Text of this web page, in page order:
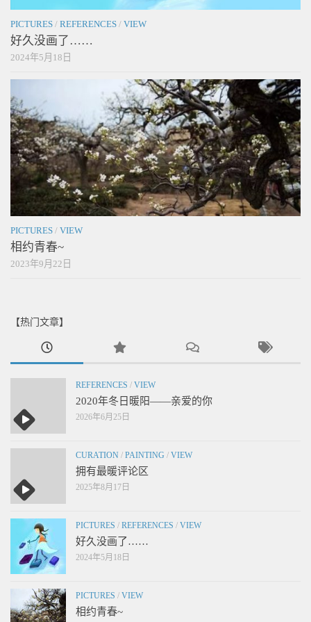
PICTURES / REFERENCES / VIEW
好久没画了……
2024年5月18日
PICTURES / VIEW
相约青春~
2023年9月22日
【热门文章】
REFERENCES / VIEW
2020年冬日暖阳——亲爱的你
2026年6月25日
CURATION / PAINTING / VIEW
拥有最暖评论区
2025年8月17日
PICTURES / REFERENCES / VIEW
好久没画了……
2024年5月18日
PICTURES / VIEW
相约青春~